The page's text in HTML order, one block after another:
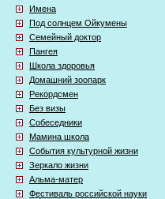
Имена
Под солнцем Ойкумены
Семейный доктор
Пангея
Школа здоровья
Домашний зоопарк
Рекордсмен
Без визы
Собеседники
Мамина школа
События культурной жизни
Зеркало жизни
Альма-матер
Фестиваль российской науки